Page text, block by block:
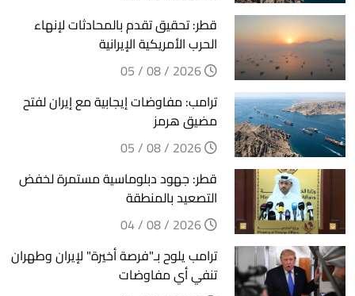
قطر: تحقيق تقدم بالمحادثات لإنهاء
الحرب الأمريكية الإيرانية
ترامب: مفاوضات إيجابية مع إيران لفتح
مضيق هرمز
قطر: جهود دبلوماسية مستمرة لخفض
التصعيد بالمنطقة
ترامب يلوح بـ"فرصة أخيرة" لإيران وطهران
تنفي أي مفاوضات